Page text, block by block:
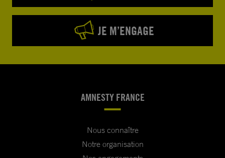
JE M’ENGAGE
AMNESTY FRANCE
Nous connaître
Notre organisation